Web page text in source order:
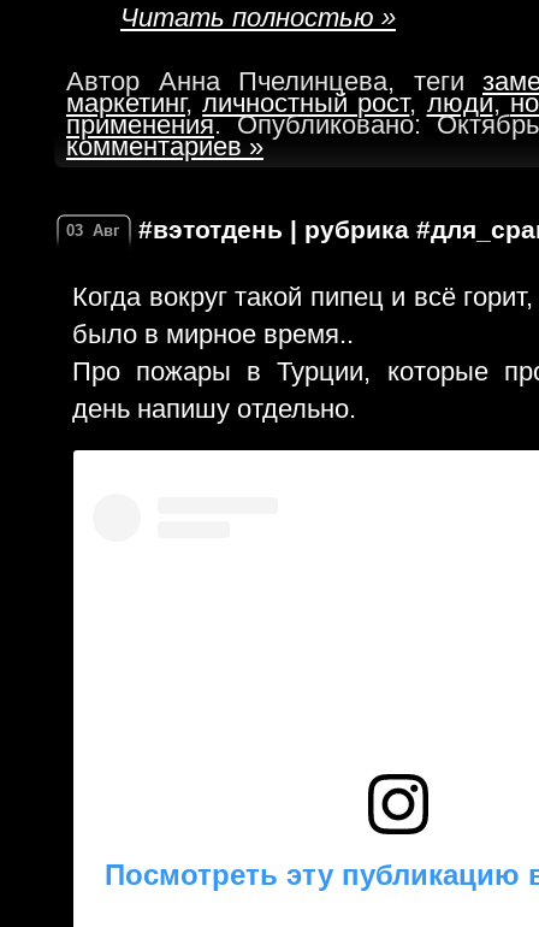
Читать полностью »
Автор Анна Пчелинцева, теги
маркетинг,личностный рост, люди,
применения. Опубликовано:
комментариев »
03 Авг #вэтотдень | рубрика
Когда вокруг такой пипец и всё
было в мирное время..
Про пожары в Турции, которые
день напишу отдельно.
Посмотреть эту публикацию